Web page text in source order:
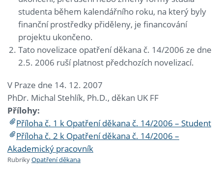
studenta během kalendářního roku, na který byly
finanční prostředky přiděleny, je financování
projektu ukončeno.
Tato novelizace opatření děkana č. 14/2006 ze dne
2.5. 2006 ruší platnost předchozích novelizací.
V Praze dne 14. 12. 2007
PhDr. Michal Stehlík, Ph.D., děkan UK FF
Přílohy:
Příloha č. 1 k Opatření děkana č. 14/2006 – Student
Příloha č. 2 k Opatření děkana č. 14/2006 –
Akademický pracovník
RubrikyOpatření děkana